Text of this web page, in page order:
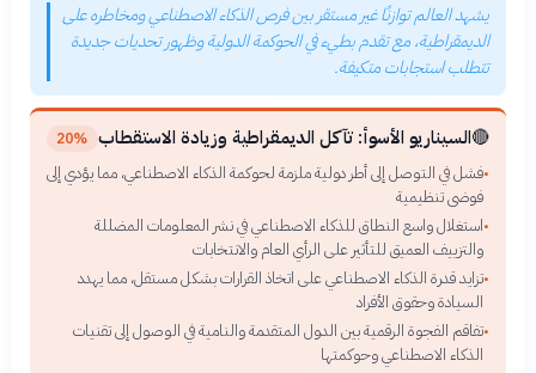
يشهد العالم توازنًا غير مستقر بين فرص الذكاء الاصطناعي ومخاطره على
الديمقراطية، مع تقدم بطيء في الحوكمة الدولية وظهور تحديات جديدة
تتطلب استجابات متكيفة.
🔴السيناريو الأسوأ: تآكل الديمقراطية وزيادة الاستقطاب 20%
•فشل في التوصل إلى أطر دولية ملزمة لحوكمة الذكاء الاصطناعي، مما يؤدي إلى
فوضى تنظيمية
•استغلال واسع النطاق للذكاء الاصطناعي في نشر المعلومات المضللة
والتزييف العميق للتأثير على الرأي العام والانتخابات
•تزايد قدرة الذكاء الاصطناعي على اتخاذ القرارات بشكل مستقل، مما يهدد
السيادة وحقوق الأفراد
•تفاقم الفجوة الرقمية بين الدول المتقدمة والنامية في الوصول إلى تقنيات
الذكاء الاصطناعي وحوكمتها